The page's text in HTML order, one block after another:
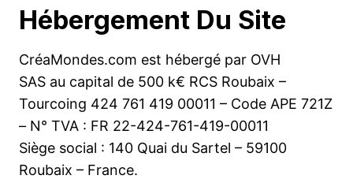
Hébergement Du Site
CréaMondes.com est hébergé par OVH
SAS au capital de 500 k€ RCS Roubaix –
Tourcoing 424 761 419 00011 – Code APE 721Z
– N° TVA : FR 22-424-761-419-00011
Siège social : 140 Quai du Sartel – 59100
Roubaix – France.